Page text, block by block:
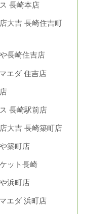
長崎本店
大吉 長崎住吉町
長崎住吉店
エダ 住吉店
長崎駅前店
大吉 長崎築町店
築町店
ット長崎
浜町店
エダ 浜町店